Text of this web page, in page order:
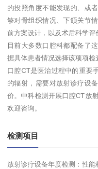
的投照角度不能发现的、或
够对骨组织情况、下颌关节
前方案设计，以及术后科学评
目前大多数口腔科都配备了
据具体患者情况选择该项项检
口腔CT是医治过程中的重要
的辐射，需要对放射诊疗设
价。中科检测开展口腔CT放
欢迎咨询。
检测项目
放射诊疗设备年度检测：性能